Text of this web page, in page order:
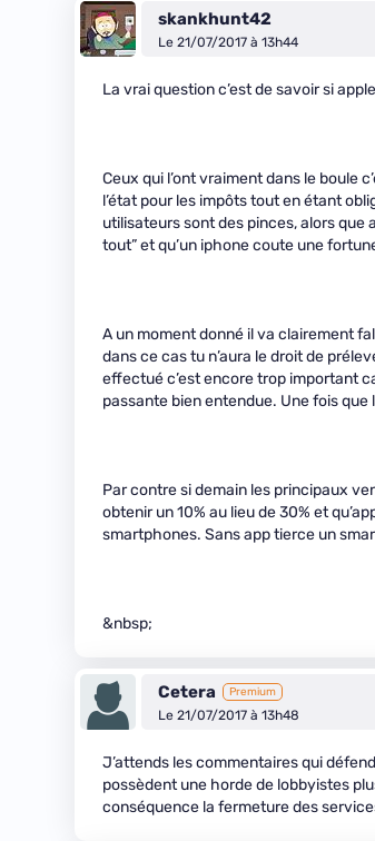
skankhunt42
Le 21/07/2017 à 13h44
La vrai question c’est de savoir si
Ceux qui l’ont vraiment dans le boule
l’état pour les impôts tout en étant
utilisateurs sont des pinces, alors que
tout” et qu’un iphone coute une
A un moment donné il va clairement
dans ce cas tu n’aura le droit de
effectué c’est encore trop important
passante bien entendue. Une fois que
Par contre si demain les principaux
obtenir un 10% au lieu de 30% et
smartphones. Sans app tierce un
&nbsp;
Cetera Premium
Le 21/07/2017 à 13h48
J’attends les commentaires qui
possèdent une horde de lobbyistes
conséquence la fermeture des